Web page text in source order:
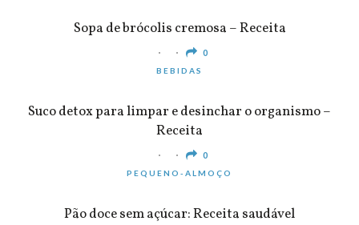
Sopa de brócolis cremosa – Receita
0
BEBIDAS
Suco detox para limpar e desinchar o organismo –
Receita
0
PEQUENO-ALMOÇO
Pão doce sem açúcar: Receita saudável